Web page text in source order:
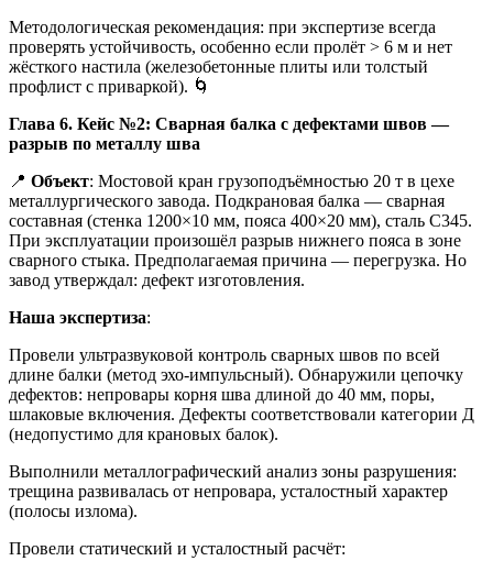
Методологическая рекомендация: при экспертизе всегда
проверять устойчивость, особенно если пролёт > 6 м и нет
жёсткого настила (железобетонные плиты или толстый
профлист с приваркой). 🌀
Глава 6. Кейс №2: Сварная балка с дефектами швов —
разрыв по металлу шва
📍 Объект: Мостовой кран грузоподъёмностью 20 т в цехе
металлургического завода. Подкрановая балка — сварная
составная (стенка 1200×10 мм, пояса 400×20 мм), сталь С345.
При эксплуатации произошёл разрыв нижнего пояса в зоне
сварного стыка. Предполагаемая причина — перегрузка. Но
завод утверждал: дефект изготовления.
Наша экспертиза:
Провели ультразвуковой контроль сварных швов по всей
длине балки (метод эхо-импульсный). Обнаружили цепочку
дефектов: непровары корня шва длиной до 40 мм, поры,
шлаковые включения. Дефекты соответствовали категории Д
(недопустимо для крановых балок).
Выполнили металлографический анализ зоны разрушения:
трещина развивалась от непровара, усталостный характер
(полосы излома).
Провели статический и усталостный расчёт: